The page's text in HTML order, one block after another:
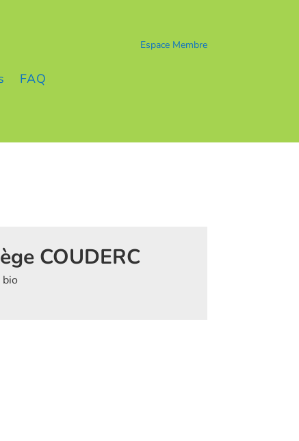
Espace Membre
FAQ
COUDERC
bio